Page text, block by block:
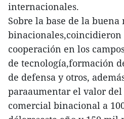
internacionales.
Sobre la base de la
cooperación en los
de tecnología,formación
de defensa y otros,
paraaumentar el valor
comercial binacional a